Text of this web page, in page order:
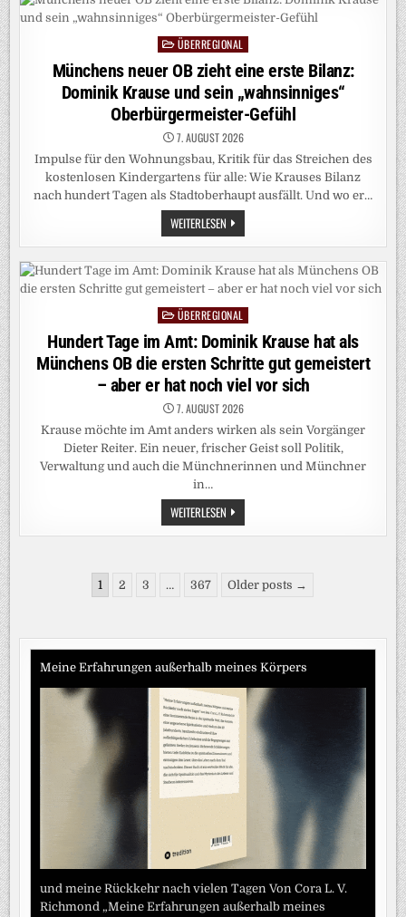
LÖWE,
DER
IM
GRÜNWALDER
STADION
NICHT
MEHR
GEZEIGT
WERDEN
DARF
PostedÜBERREGIONAL
Münchens neuer OB zieht eine erste Bilanz:
Dominik Krause und sein „wahnsinniges“
Oberbürgermeister-Gefühl
7. AUGUST 2026
Impulse für den Wohnungsbau, Kritik für das Streichen des
kostenlosen Kindergartens für alle: Wie Krauses Bilanz
nach hundert Tagen als Stadtoberhaupt ausfällt. Und wo er…
WEITERLESEN MÜNCHENS
NEUER
OB
EINE
ERSTE
BILANZ:
DOMINIK
KRAUSE
UND
SEIN
„WAHNSINNIGES“
OBERBÜRGERMEISTER-
GEFÜHL
Posted
in
ÜBERREGIONAL
Hundert Tage im Amt: Dominik Krause hat als
Münchens OB die ersten Schritte gut gemeistert
– aber er hat noch viel vor sich
7. AUGUST 2026
Krause möchte im Amt anders wirken als sein Vorgänger
Dieter Reiter. Ein neuer, frischer Geist soll Politik,
Verwaltung und auch die Münchnerinnen und Münchner
in…
WEITERLESEN HUNDERT
TAGE
IM
HAT
ALS
ERSTEN
SCHRITTE
GUT
GEMEISTERT
–
ABER
ER
HAT
NOCH
VIEL
VOR
SICH
Seitennummerierung
Beiträge
1 2 3 … 367 Older posts →
Meine Erfahrungen außerhalb meines Körpers
und meine Rückkehr nach vielen Tagen Von Cora L. V.
Richmond „Meine Erfahrungen außerhalb meines